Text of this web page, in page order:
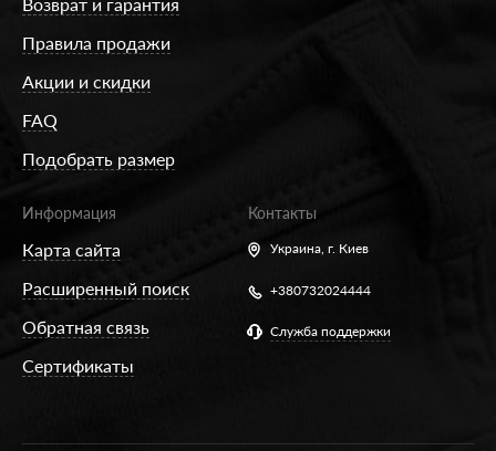
Правила продажи
Акции и скидки
FAQ
Подобрать размер
Информация
Карта сайта
Расширенный поиск
Обратная связь
Сертификаты
Контакты
Украина, г. Киев
+380732024444
Служба поддержки